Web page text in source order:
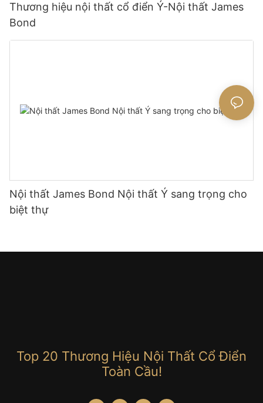
Thương hiệu nội thất cổ điển Ý-Nội thất James
Bond
Nội thất James Bond Nội thất Ý sang trọng cho
biệt thự
Top 20 Thương Hiệu Nội Thất Cổ Điển
Toàn Cầu!